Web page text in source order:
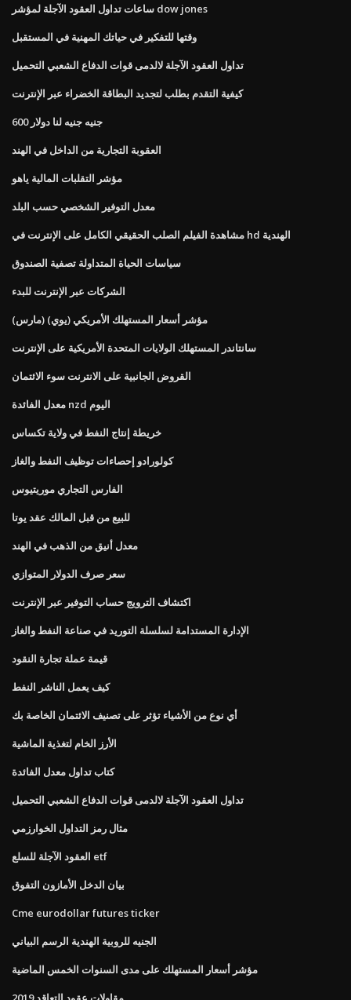
ساعات تداول العقود الآجلة لمؤشر dow jones
وقتها للتفكير في حياتك المهنية في المستقبل
تداول العقود الآجلة لالدمى قوات الدفاع الشعبي التحميل
كيفية التقدم بطلب لتجديد البطاقة الخضراء عبر الإنترنت
600 جنيه جنيه لنا دولار
العقوبة التجارية من الداخل في الهند
مؤشر التقلبات المالية ياهو
معدل التوفير الشخصي حسب البلد
مشاهدة الفيلم الصلب الحقيقي الكامل على الإنترنت في hd الهندية
سياسات الحياة المتداولة تصفية الصندوق
الشركات عبر الإنترنت للبدء
مؤشر أسعار المستهلك الأمريكي (يوي) (مارس)
سانتاندر المستهلك الولايات المتحدة الأمريكية على الإنترنت
القروض الجانبية على الانترنت سوء الائتمان
معدل الفائدة nzd اليوم
خريطة إنتاج النفط في ولاية تكساس
كولورادو إحصاءات توظيف النفط والغاز
الفارس التجاري موريتيوس
للبيع من قبل المالك عقد يوتا
معدل أنيق من الذهب في الهند
سعر صرف الدولار المتوازي
اكتشاف الترويج حساب التوفير عبر الإنترنت
الإدارة المستدامة لسلسلة التوريد في صناعة النفط والغاز
قيمة عملة تجارة النقود
كيف يعمل الناشر النفط
أي نوع من الأشياء تؤثر على تصنيف الائتمان الخاصة بك
الأرز الخام لتغذية الماشية
كتاب تداول معدل الفائدة
تداول العقود الآجلة لالدمى قوات الدفاع الشعبي التحميل
مثال رمز التداول الخوارزمي
العقود الآجلة للسلع etf
بيان الدخل الأمازون التفوق
Cme eurodollar futures ticker
الجنيه للروبية الهندية الرسم البياني
مؤشر أسعار المستهلك على مدى السنوات الخمس الماضية